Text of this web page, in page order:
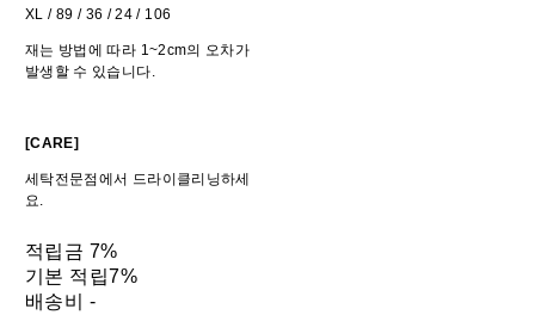
XL / 89 / 36 / 24 / 106
재는 방법에 따라 1~2cm의 오차가
발생할 수 있습니다.
[CARE]
세탁전문점에서 드라이클리닝하세
요.
적립금 7%
기본 적립7%
배송비 -